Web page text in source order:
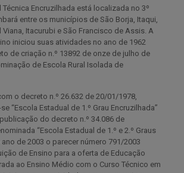
Técnica Encruzilhada está localizada no 3º
entre os municípios de São Borja, Itaqui,
Viana, Itacurubi e São Francisco de Assis. A
iniciou suas atividades no ano de 1962
de criação n.º 13892 de onze de julho de
de Escola Rural Isolada de
o decreto n.º 26.632 de 20/01/1978,
“Escola Estadual de 1.º Grau Encruzilhada”
do decreto n.º 34.086 de
“Escola Estadual de 1.º e 2.º Graus
ano de 2003 o parecer número 791/2003
de Ensino para a oferta de Educação
ao Ensino Médio com o Curso Técnico em